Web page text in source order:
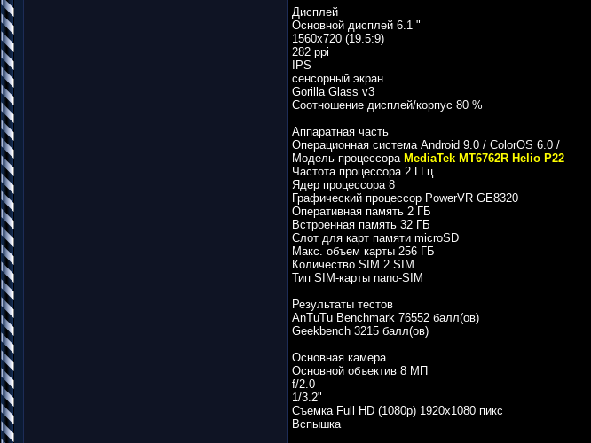
Дисплей
Основной дисплей 6.1 "
1560х720 (19.5:9)
282 ppi
IPS
сенсорный экран
Gorilla Glass v3
Соотношение дисплей/корпус 80 %
Аппаратная часть
Операционная система Android 9.0 / ColorOS 6.0 /
Модель процессора MediaTek MT6762R Helio P22
Частота процессора 2 ГГц
Ядер процессора 8
Графический процессор PowerVR GE8320
Оперативная память 2 ГБ
Встроенная память 32 ГБ
Слот для карт памяти microSD
Макс. объем карты 256 ГБ
Количество SIM 2 SIM
Тип SIM-карты nano-SIM
Результаты тестов
AnTuTu Benchmark 76552 балл(ов)
Geekbench 3215 балл(ов)
Основная камера
Основной объектив 8 МП
f/2.0
1/3.2"
Съемка Full HD (1080p) 1920х1080 пикс
Вспышка